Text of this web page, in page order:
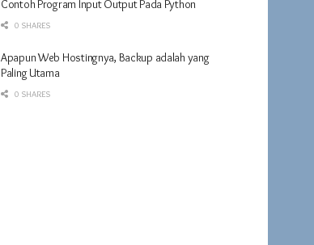
Contoh Program Input Output Pada Python
0 SHARES
Apapun Web Hostingnya, Backup adalah yang
Paling Utama
0 SHARES